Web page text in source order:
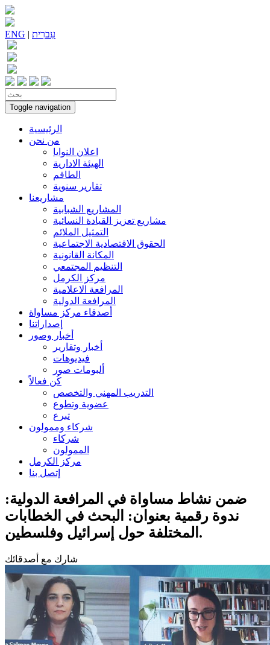
ENG | עִברִית
Toggle navigation
الرئيسية
من نحن
اعلان النوايا
الهيئة الادارية
الطاقم
تقارير سنوية
مشاريعنا
المشاريع الشبابية
مشاريع تعزيز القيادة النسائية
التمثيل الملائم
الحقوق الاقتصادية الاجتماعية
المكانة القانونية
التنظيم المجتمعي
مركز الكرمل
المرافعة الاعلامية
المرافعة الدولية
أصدقاء مركز مساواة
إصداراتنا
أخبار وصور
أخبار وتقارير
فيديوهات
ألبومات صور
كُن فعالاً
التدريب المهني والتخصص
عضوية وتطوع
تبرع
شركاء وممولون
شركاء
الممولون
مركز الكرمل
إتصل بنا
ضمن نشاط مساواة في المرافعة الدولية:
ندوة رقمية بعنوان: البحث في الخطابات
المختلفة حول إسرائيل وفلسطين.
شارك مع أصدقائك